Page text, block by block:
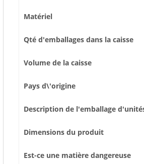
Matériel
Qté d'emballages dans la caisse
Volume de la caisse
Pays d\'origine
Description de l'emballage
Dimensions du produit
Est-ce une matière dangereuse